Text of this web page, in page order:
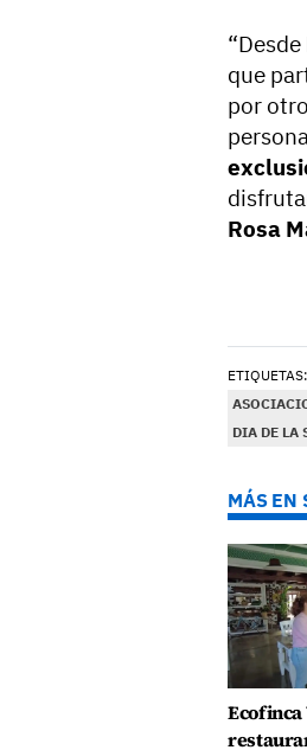
“Desde
que
por
Rosa
ETIQUETAS:
DIA DE LA
MÁS EN
Ecofinca